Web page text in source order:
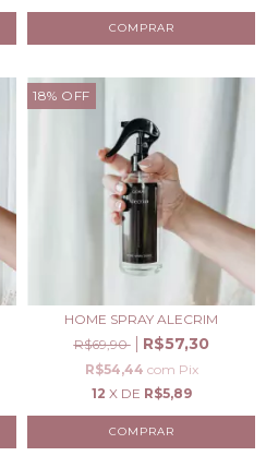
18% OFF
HOME SPRAY ALECRIM
R$69,90
R$57,30
R$54,44 com Pix
12 X DE R$5,89